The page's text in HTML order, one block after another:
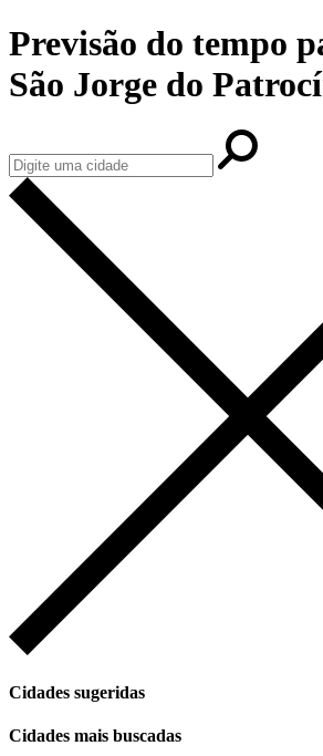
Previsão do tempo
São Jorge do
Cidades sugeridas
Cidades mais buscadas